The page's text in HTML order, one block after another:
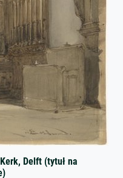
Delft (tytuł na